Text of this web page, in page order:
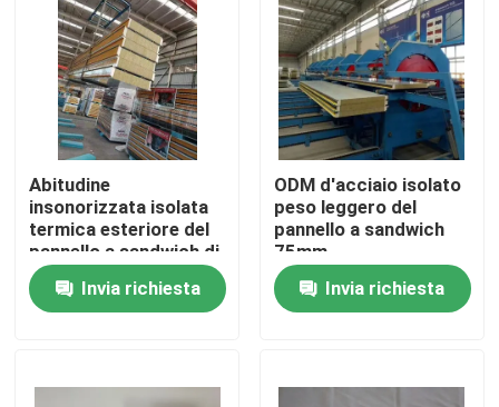
Casa
Prodotti
Circa noi
Abitudine
insonorizzata isolata
termica esteriore del
pannello a sandwich di
lana di roccia
Invia richiesta
ODM d'acciaio isolato
peso leggero del
pannello a sandwich
75mm
Invia richiesta